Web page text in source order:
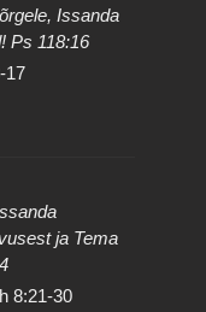
Issanda
Ps 118:16
17
ja Tema
8:21-30